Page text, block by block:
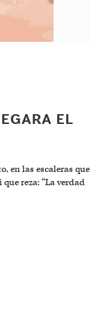
EL
en las escaleras que
reza: “La verdad